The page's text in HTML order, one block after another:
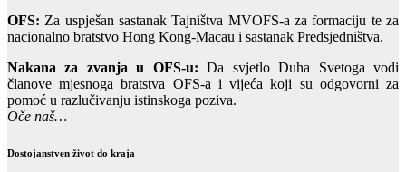
OFS: Za uspješan sastanak Tajništva MVOFS-a za formaciju te za
nacionalno bratstvo Hong Kong-Macau i sastanak Predsjedništva.
Nakana za zvanja u OFS-u: Da svjetlo Duha Svetoga vodi
članove mjesnoga bratstva OFS-a i vijeća koji su odgovorni za
pomoć u razlučivanju istinskoga poziva.
Oče naš…
Dostojanstven život do kraja